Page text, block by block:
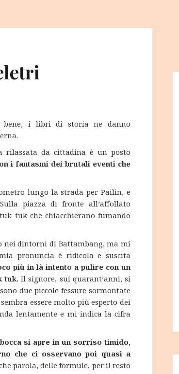
bene, i libri di storia ne danno
rilassata da cittadina è un posto
i fantasmi dei brutali eventi che
lungo la strada per Pailin, e
piazza di fronte all’affollato
tuk che chiacchierano fumando
nei dintorni di Battambang, ma mi
pronuncia è ridicola e suscita
più in là intento a pulire con un
tuk.Il signore, sui quarant’anni, si
due piccole fessure sormontate
essere molto più esperto dei
lentamente e mi indica la cifra
si apre in un sorriso timido,
che ci osservano poi quasi a
parola, delle formule, per il resto